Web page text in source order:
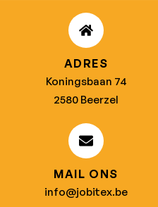
ADRES
Koningsbaan 74
2580 Beerzel
MAIL ONS
info@jobitex.be